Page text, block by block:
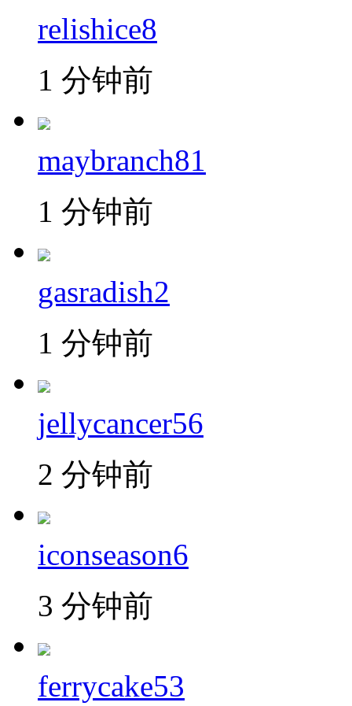
relishice8
1 分钟前
maybranch81
1 分钟前
gasradish2
1 分钟前
jellycancer56
2 分钟前
iconseason6
3 分钟前
ferrycake53